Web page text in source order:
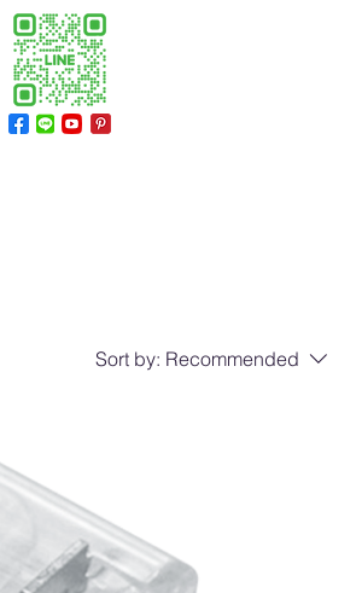
Sort by: Recommended